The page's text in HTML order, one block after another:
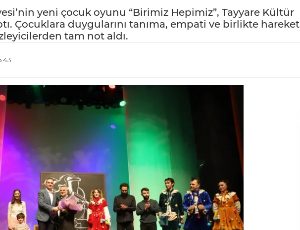
yeni çocuk oyunu “Birimiz Hepimiz”, Tayyare Kültür
Çocuklara duygularını tanıma, empati ve birlikte hareket
tam not aldı.